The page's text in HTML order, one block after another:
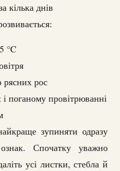
кілька днів
°C
рясних рос
поганому провітрюванні
зупиняти одразу
Спочатку уважно
усі листки, стебла й